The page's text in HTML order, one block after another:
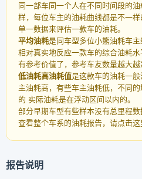
同一部车同一个人在不同时间段的
样，每位车主的油耗曲线都是不一
单一数据来评估一款车的油耗。
平均油耗是同车型多位小熊油耗车
相对真实地反应一款车的综合油耗
有参考价值了，参考车友数量越大越
低油耗高油耗值是这款车的油耗一
主油耗高，有些车主油耗低，不同
的 实际油耗是在浮动区间以内的。
部分早期车型有些样本没有总里程数
查看整个车系的油耗报告，请点击这
报告说明